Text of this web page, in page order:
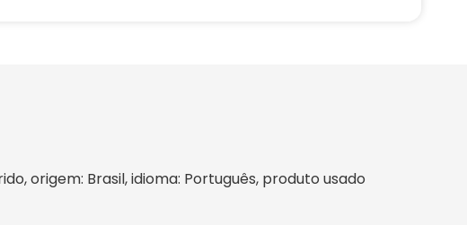
origem: Brasil, idioma: Português, produto usado